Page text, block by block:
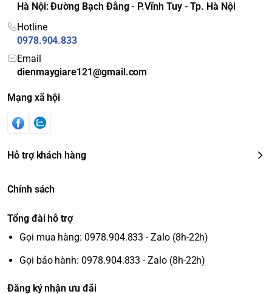
Hà Nội: Đường Bạch Đằng - P.Vĩnh Tuy - Tp. Hà Nội
Hotline
0978.904.833
Email
dienmaygiare121@gmail.com
Mạng xã hội
Hỗ trợ khách hàng
Chính sách
Tổng đài hỗ trợ
Gọi mua hàng: 0978.904.833 - Zalo (8h-22h)
Gọi bảo hành: 0978.904.833 - Zalo (8h-22h)
Đăng ký nhận ưu đãi